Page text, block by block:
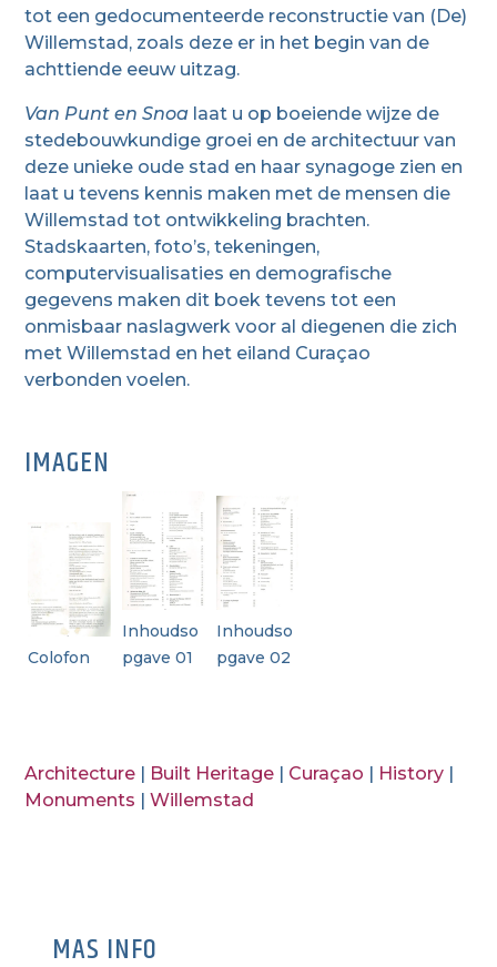
tot een gedocumenteerde reconstructie van (De)
Willemstad, zoals deze er in het begin van de
achttiende eeuw uitzag.
Van Punt en Snoa laat u op boeiende wijze de
stedebouwkundige groei en de architectuur van
deze unieke oude stad en haar synagoge zien en
laat u tevens kennis maken met de mensen die
Willemstad tot ontwikkeling brachten.
Stadskaarten, foto’s, tekeningen,
computervisualisaties en demografische
gegevens maken dit boek tevens tot een
onmisbaar naslagwerk voor al diegenen die zich
met Willemstad en het eiland Curaçao
verbonden voelen.
IMAGEN
Colofon
Inhoudso
pgave 01
Inhoudso
pgave 02
Architecture | Built Heritage | Curaçao | History |
Monuments |Willemstad
MAS INFO